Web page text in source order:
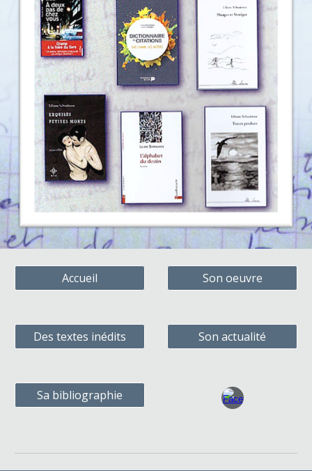
Accueil Son oeuvre
Des textes inédits Son actualité
Sa bibliographie